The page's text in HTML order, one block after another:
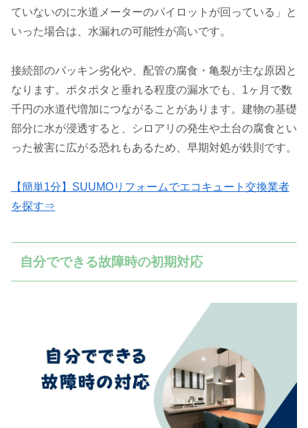
ていないのに水道メーターのパイロットが回っている」と
いった場合は、水漏れの可能性が高いです。
接続部のパッキン劣化や、配管の腐食・亀裂が主な原因と
なります。ポタポタと垂れる程度の漏水でも、1ヶ月で数
千円の水道代増加につながることがあります。建物の基礎
部分に水が浸透すると、シロアリの発生や土台の腐食とい
った被害に広がる恐れもあるため、早期対処が鉄則です。
【簡単1分】SUUMOリフォームでエコキュート交換業者
を探す⇒
自分でできる故障時の初期対応